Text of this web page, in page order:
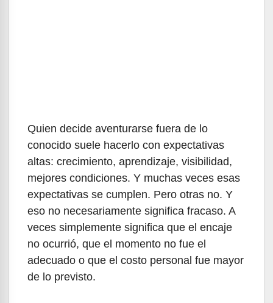
Quien decide aventurarse fuera de lo
conocido suele hacerlo con expectativas
altas: crecimiento, aprendizaje, visibilidad,
mejores condiciones. Y muchas veces esas
expectativas se cumplen. Pero otras no. Y
eso no necesariamente significa fracaso. A
veces simplemente significa que el encaje
no ocurrió, que el momento no fue el
adecuado o que el costo personal fue mayor
de lo previsto.